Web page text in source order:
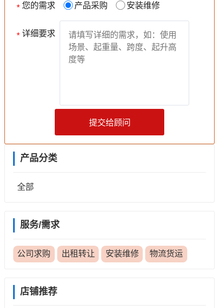
产品分类
全部
服务/需求
公司求购 出租转让 安装维修 物流货运
店铺推荐
* 您的需求 产品采购 安装维修
* 详细要求
提交给顾问